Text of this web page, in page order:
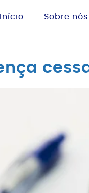
Início Sobre nós